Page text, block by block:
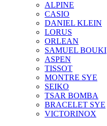
ALPINE
CASIO
DANIEL KLEIN
LORUS
ORLEAN
SAMUEL BOUKI
ASPEN
TISSOT
MONTRE SYE
SEIKO
TSAR BOMBA
BRACELET SYE
VICTORINOX